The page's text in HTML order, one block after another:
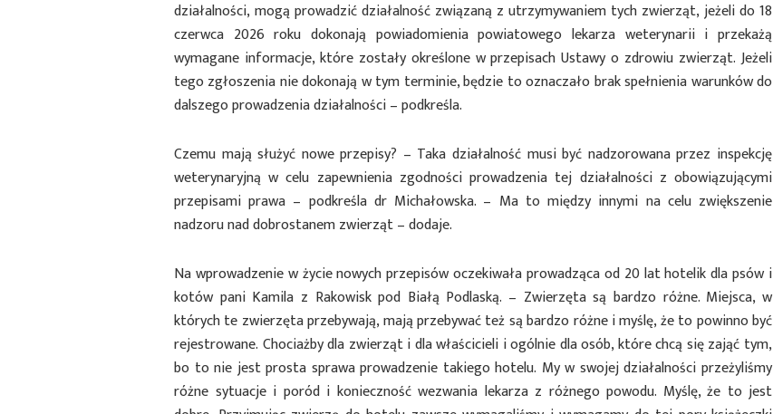
działalności, mogą prowadzić działalność związaną z utrzymywaniem tych zwierząt, jeżeli do 18
czerwca 2026 roku dokonają powiadomienia powiatowego lekarza weterynarii i przekażą
wymagane informacje, które zostały określone w przepisach Ustawy o zdrowiu zwierząt. Jeżeli
tego zgłoszenia nie dokonają w tym terminie, będzie to oznaczało brak spełnienia warunków do
dalszego prowadzenia działalności – podkreśla.
Czemu mają służyć nowe przepisy? – Taka działalność musi być nadzorowana przez inspekcję
weterynaryjną w celu zapewnienia zgodności prowadzenia tej działalności z obowiązującymi
przepisami prawa – podkreśla dr Michałowska. – Ma to między innymi na celu zwiększenie
nadzoru nad dobrostanem zwierząt – dodaje.
Na wprowadzenie w życie nowych przepisów oczekiwała prowadząca od 20 lat hotelik dla psów i
kotów pani Kamila z Rakowisk pod Białą Podlaską. – Zwierzęta są bardzo różne. Miejsca, w
których te zwierzęta przebywają, mają przebywać też są bardzo różne i myślę, że to powinno być
rejestrowane. Chociażby dla zwierząt i dla właścicieli i ogólnie dla osób, które chcą się zająć tym,
bo to nie jest prosta sprawa prowadzenie takiego hotelu. My w swojej działalności przeżyliśmy
różne sytuacje i poród i konieczność wezwania lekarza z różnego powodu. Myślę, że to jest